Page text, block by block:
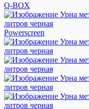
Q-BOX
Powerscreen